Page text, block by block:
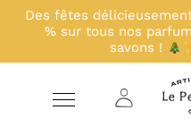
Profitez d'un
nouveautés : -20%
23 août